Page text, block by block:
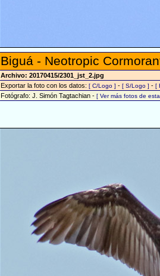
Biguá - Neotropic
Archivo: 20170415/2301_jst_2.jpg
Exportar la foto con los datos: [ C/Logo ] - [ S/Logo ] - [
Fotógrafo: J. Simón Tagtachian - [ Ver más fotos de